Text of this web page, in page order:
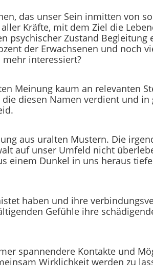
das unser Sein inmitten von
Kräfte, mit dem Ziel die
psychischer Zustand Begleitung
der Erwachsenen und noch
mehr interessiert?
Meinung kaum an relevanten
diesen Namen verdient und in
aus uralten Mustern. Die
auf unser Umfeld nicht
einem Dunkel in uns heraus
haben und ihre
Gefühle ihre
spannendere Kontakte und
Wirklichkeit werden zu